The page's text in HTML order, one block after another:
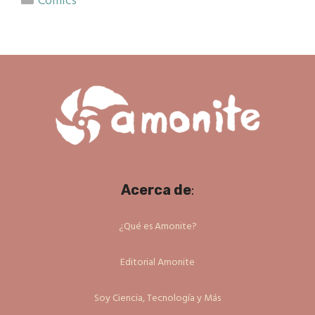
Acerca de:
¿Qué es Amonite?
Editorial Amonite
Soy Ciencia, Tecnología y Más